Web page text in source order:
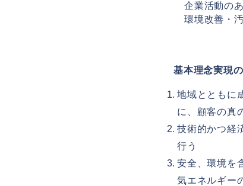
企業活動の
環境改善・
基本理念実現
地域とともに
に、顧客の真
技術的かつ経
行う
安全、環境を
気エネルギー